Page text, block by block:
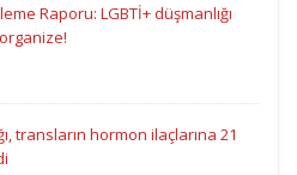
Raporu: LGBTİ+ düşmanlığı
transların hormon ilaçlarına 21